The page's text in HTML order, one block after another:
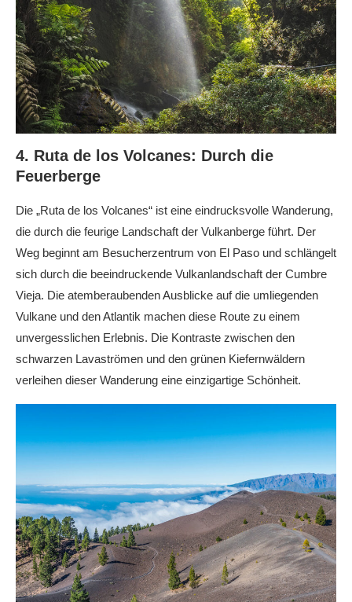
4. Ruta de los Volcanes: Durch die
Feuerberge
Die „Ruta de los Volcanes“ ist eine eindrucksvolle Wanderung,
die durch die feurige Landschaft der Vulkanberge führt. Der
Weg beginnt am Besucherzentrum von El Paso und schlängelt
sich durch die beeindruckende Vulkanlandschaft der Cumbre
Vieja. Die atemberaubenden Ausblicke auf die umliegenden
Vulkane und den Atlantik machen diese Route zu einem
unvergesslichen Erlebnis. Die Kontraste zwischen den
schwarzen Lavaströmen und den grünen Kiefernwäldern
verleihen dieser Wanderung eine einzigartige Schönheit.